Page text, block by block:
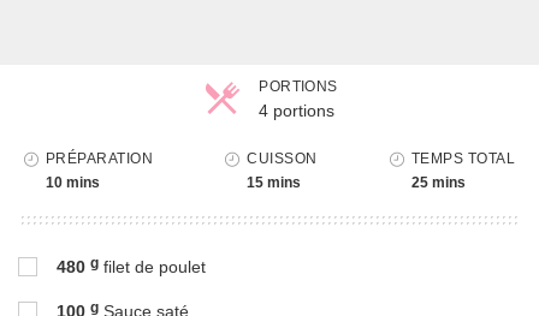
PORTIONS
4 portionsParts
PRÉPARATION
10 mins
CUISSON
15 mins
TEMPS TOTAL
25 mins
480 g filet de poulet
100 g Sauce saté